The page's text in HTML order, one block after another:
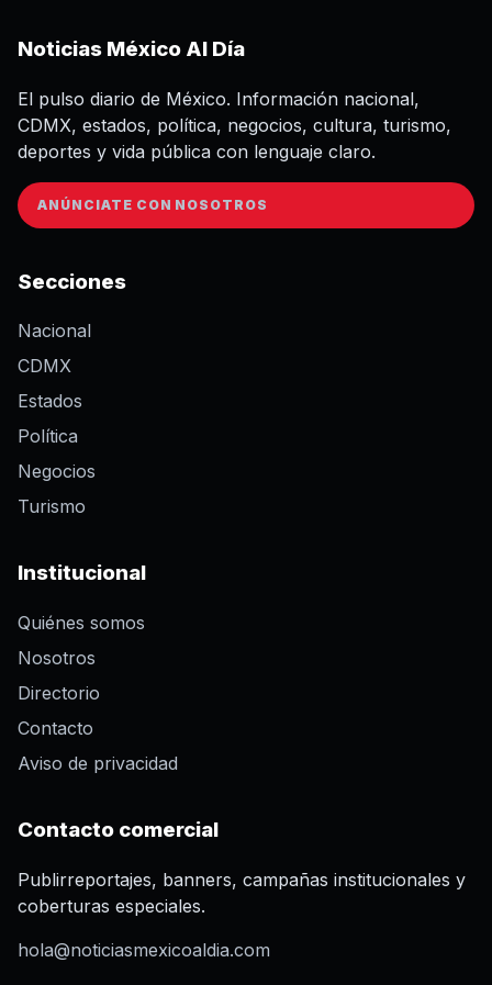
Noticias México Al Día
El pulso diario de México. Información nacional,
CDMX, estados, política, negocios, cultura, turismo,
deportes y vida pública con lenguaje claro.
ANÚNCIATE CON NOSOTROS
Secciones
Nacional
CDMX
Estados
Política
Negocios
Turismo
Institucional
Quiénes somos
Nosotros
Directorio
Contacto
Aviso de privacidad
Contacto comercial
Publirreportajes, banners, campañas institucionales y
coberturas especiales.
hola@noticiasmexicoaldia.com